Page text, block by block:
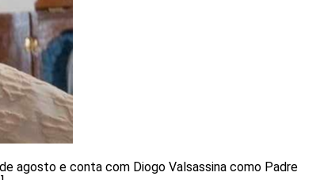
agosto e conta com Diogo Valsassina como Padre